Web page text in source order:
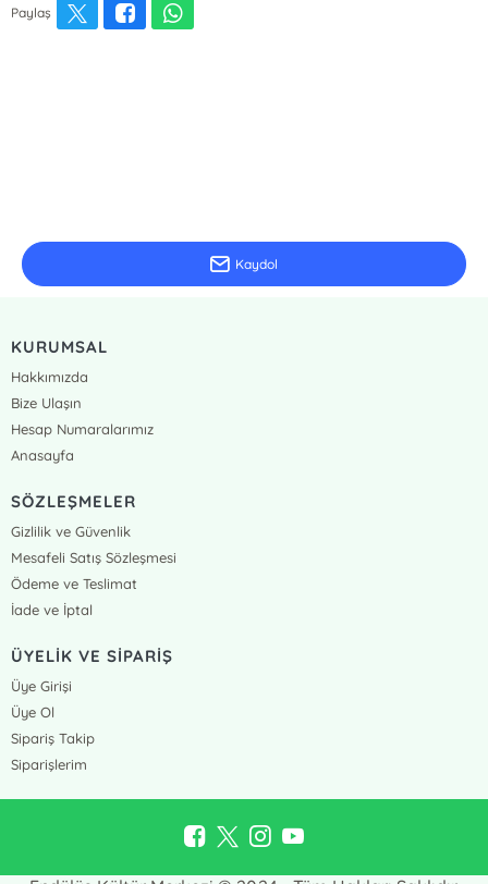
Paylaş
Kaydol
KURUMSAL
Hakkımızda
Bize Ulaşın
Hesap Numaralarımız
Anasayfa
SÖZLEŞMELER
Gizlilik ve Güvenlik
Mesafeli Satış Sözleşmesi
Ödeme ve Teslimat
İade ve İptal
ÜYELİK VE SİPARİŞ
Üye Girişi
Üye Ol
Sipariş Takip
Siparişlerim